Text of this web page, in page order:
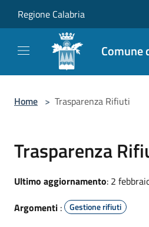
Regione Calabria
Comune
Home > Trasparenza Rifiuti
Trasparenza
Ultimo aggiornamento: 2
Argomenti : Gestione rifiuti